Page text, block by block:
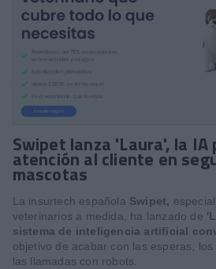
Swipet lanza 'Laura', la
atención al cliente en
mascotas
La insurtech española Swipet,
veterinarios a medida, ha lanzado de
sistema de inteligencia artificial
objetivo de acabar con las esperas,
las llamadas con robots.